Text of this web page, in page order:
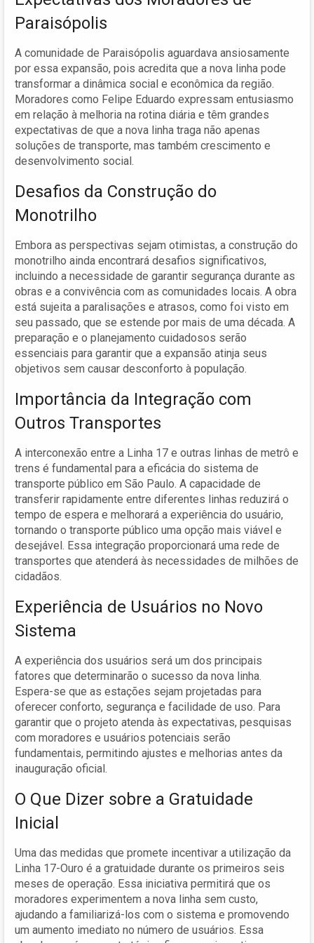
Paraisópolis
A comunidade de Paraisópolis aguardava ansiosamente
por essa expansão, pois acredita que a nova linha pode
transformar a dinâmica social e econômica da região.
Moradores como Felipe Eduardo expressam entusiasmo
em relação à melhoria na rotina diária e têm grandes
expectativas de que a nova linha traga não apenas
soluções de transporte, mas também crescimento e
desenvolvimento social.
Desafios da Construção do
Monotrilho
Embora as perspectivas sejam otimistas, a construção do
monotrilho ainda encontrará desafios significativos,
incluindo a necessidade de garantir segurança durante as
obras e a convivência com as comunidades locais. A obra
está sujeita a paralisações e atrasos, como foi visto em
seu passado, que se estende por mais de uma década. A
preparação e o planejamento cuidadosos serão
essenciais para garantir que a expansão atinja seus
objetivos sem causar desconforto à população.
Importância da Integração com
Outros Transportes
A interconexão entre a Linha 17 e outras linhas de metrô e
trens é fundamental para a eficácia do sistema de
transporte público em São Paulo. A capacidade de
transferir rapidamente entre diferentes linhas reduzirá o
tempo de espera e melhorará a experiência do usuário,
tornando o transporte público uma opção mais viável e
desejável. Essa integração proporcionará uma rede de
transportes que atenderá às necessidades de milhões de
cidadãos.
Experiência de Usuários no Novo
Sistema
A experiência dos usuários será um dos principais
fatores que determinarão o sucesso da nova linha.
Espera-se que as estações sejam projetadas para
oferecer conforto, segurança e facilidade de uso. Para
garantir que o projeto atenda às expectativas, pesquisas
com moradores e usuários potenciais serão
fundamentais, permitindo ajustes e melhorias antes da
inauguração oficial.
O Que Dizer sobre a Gratuidade
Inicial
Uma das medidas que promete incentivar a utilização da
Linha 17-Ouro é a gratuidade durante os primeiros seis
meses de operação. Essa iniciativa permitirá que os
moradores experimentem a nova linha sem custo,
ajudando a familiarizá-los com o sistema e promovendo
um aumento imediato no número de usuários. Essa